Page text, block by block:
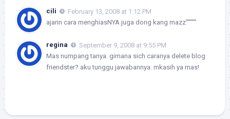
cili
February 13, 2008 at 1:12 PM
ajarin cara menghiasNYA juga dong kang mazz”””””
regina
September 9, 2008 at 9:55 PM
Mas numpang tanya. gimana sich caranya delete blog
friendster? aku tunggu jawabannya. mkasih ya mas!